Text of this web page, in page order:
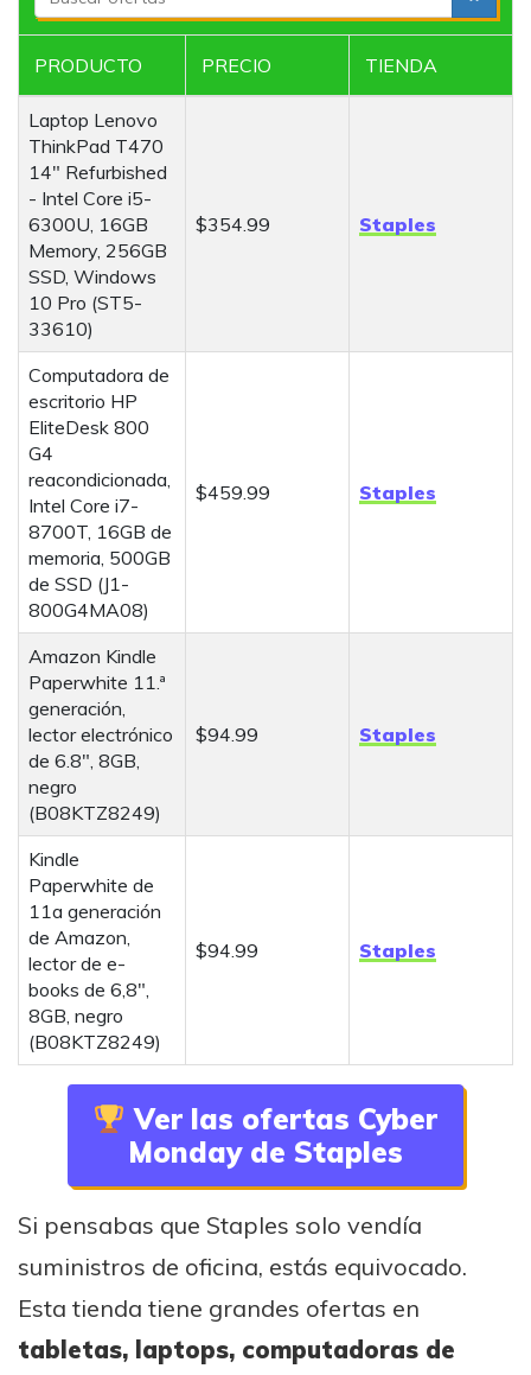
e
a
r
c
PRODUCTO PRECIO TIENDA
Laptop Lenovo
ThinkPad T470
14" Refurbished
- Intel Core i5-
6300U, 16GB
Memory, 256GB
SSD, Windows
10 Pro (ST5-
33610)
$354.99 Staples
Computadora de
escritorio HP
EliteDesk 800
G4
reacondicionada,
Intel Core i7-
8700T, 16GB de
memoria, 500GB
de SSD (J1-
800G4MA08)
$459.99 Staples
Amazon Kindle
Paperwhite 11.ª
generación,
lector electrónico
de 6.8", 8GB,
negro
(B08KTZ8249)
$94.99 Staples
Kindle
Paperwhite de
11a generación
de Amazon,
lector de e-
books de 6,8",
8GB, negro
(B08KTZ8249)
$94.99 Staples
Ver las ofertas Cyber
Monday de Staples
Si pensabas que Staples solo vendía
suministros de oficina, estás equivocado.
Esta tienda tiene grandes ofertas en
tabletas, laptops, computadoras de